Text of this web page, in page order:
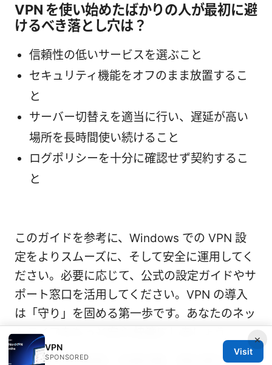
VPN を使い始めたばかりの人が最初に避
けるべき落とし穴は？
信頼性の低いサービスを選ぶこと
セキュリティ機能をオフのまま放置するこ
と
サーバー切替えを適当に行い、遅延が高い
場所を長時間使い続けること
ログポリシーを十分に確認せず契約するこ
と
このガイドを参考に、Windows での VPN 設
定をよりスムーズに、そして安全に運用してく
ださい。必要に応じて、公式の設定ガイドやサ
ポート窓口を活用してください。VPN の導入
は「守り」を固める第一歩です。あなたのネッ
トライフをもっと安心・快適にしましょう。
急狗vpn 使用指南：快速设置、隐私保护、跨境
×
VPN
SPONSORED
Visit